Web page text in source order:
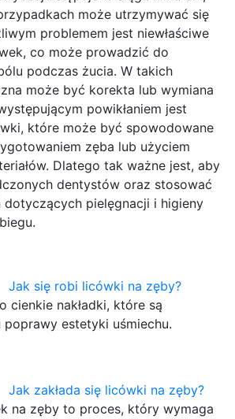
może utrzymywać się
problemem jest niewłaściwe
co może prowadzić do
podczas żucia. W takich
może być korekta lub wymiana
powikłaniem jest
które może być spowodowane
zęba lub użyciem
Dlatego tak ważne jest, aby
dentystów oraz stosować
dotyczących pielęgnacji i higieny
Jak się robi licówki na zęby?
cienkie nakładki, które są
estetyki uśmiechu.
Jak zakłada się licówki na zęby?
na zęby to proces, który wymaga